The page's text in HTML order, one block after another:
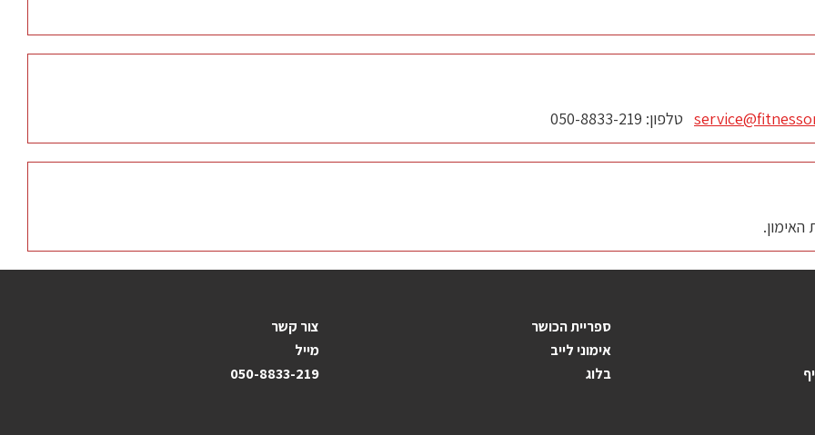
טלפון: 050-8833-219
האימון.
ספריית הכושר
אימוני לייב
בלוג
צור קשר
מייל
050-8833-219